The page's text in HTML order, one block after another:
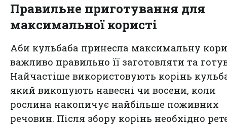
Правильне приготування для
максимальної користі
Аби кульбаба принесла максимальну
важливо правильно її заготовляти та
Найчастіше використовують корінь
який викопують навесні чи восени, коли
рослина накопичує найбільше поживних
речовин. Після збору корінь необхідно